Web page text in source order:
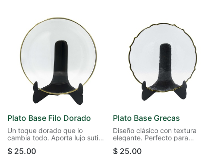
Plato Base Filo Dorado
Un toque dorado que lo
cambia todo. Aporta lujo sutil
$ 25.00
Plato Base Grecas
Diseño clásico con textura
elegante. Perfecto para
formales.
$ 25.00